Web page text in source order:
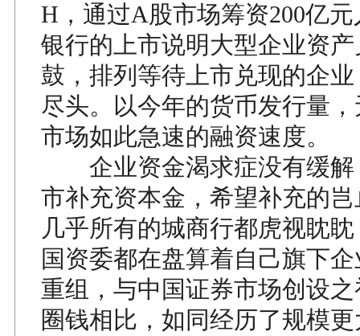
H，通过A股市场筹资200亿
银行的上市说明大型企业资
鼓，排列等待上市兑现的企
尽头。以今年的货币发行量
市场如此急速的融资速度。
企业资金渴求症没有缓解
市补充资本金，希望补充的
几乎所有的城商行都虎视眈
国资委都在盘算着自己旗下
重组，与中国证券市场创设
圈钱相比，如同经历了规模